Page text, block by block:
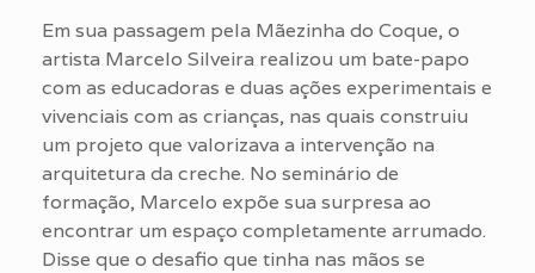
Em sua passagem pela Mãezinha do Coque, o
artista Marcelo Silveira realizou um bate-papo
com as educadoras e duas ações experimentais e
vivenciais com as crianças, nas quais construiu
um projeto que valorizava a intervenção na
arquitetura da creche. No seminário de
formação, Marcelo expõe sua surpresa ao
encontrar um espaço completamente arrumado.
Disse que o desafio que tinha nas mãos se